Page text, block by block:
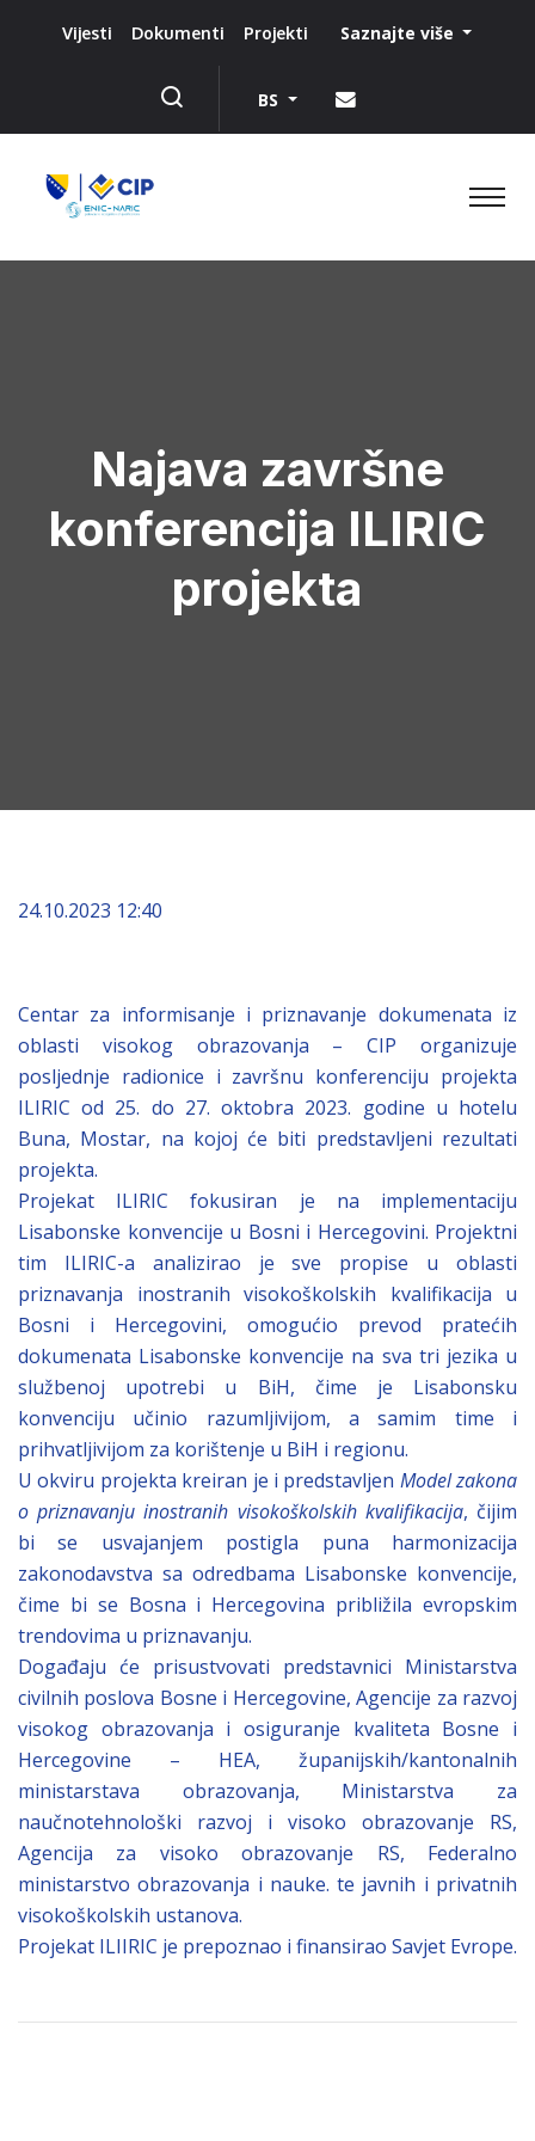
Vijesti Dokumenti Projekti Saznajte više
BS
Najava završne
konferencija ILIRIC
projekta
24.10.2023 12:40
Centar za informisanje i priznavanje dokumenata iz
oblasti visokog obrazovanja – CIP organizuje
posljednje radionice i završnu konferenciju projekta
ILIRIC od 25. do 27. oktobra 2023. godine u hotelu
Buna, Mostar, na kojoj će biti predstavljeni rezultati
projekta.
Projekat ILIRIC fokusiran je na implementaciju
Lisabonske konvencije u Bosni i Hercegovini. Projektni
tim ILIRIC-a analizirao je sve propise u oblasti
priznavanja inostranih visokoškolskih kvalifikacija u
Bosni i Hercegovini, omogućio prevod pratećih
dokumenata Lisabonske konvencije na sva tri jezika u
službenoj upotrebi u BiH, čime je Lisabonsku
konvenciju učinio razumljivijom, a samim time i
prihvatljivijom za korištenje u BiH i regionu.
U okviru projekta kreiran je i predstavljen Model zakona
o priznavanju inostranih visokoškolskih kvalifikacija, čijim
bi se usvajanjem postigla puna harmonizacija
zakonodavstva sa odredbama Lisabonske konvencije,
čime bi se Bosna i Hercegovina približila evropskim
trendovima u priznavanju.
Događaju će prisustvovati predstavnici Ministarstva
civilnih poslova Bosne i Hercegovine, Agencije za razvoj
visokog obrazovanja i osiguranje kvaliteta Bosne i
Hercegovine – HEA, županijskih/kantonalnih
ministarstava obrazovanja, Ministarstva za
naučnotehnološki razvoj i visoko obrazovanje RS,
Agencija za visoko obrazovanje RS, Federalno
ministarstvo obrazovanja i nauke. te javnih i privatnih
visokoškolskih ustanova.
Projekat ILIIRIC je prepoznao i finansirao Savjet Evrope.